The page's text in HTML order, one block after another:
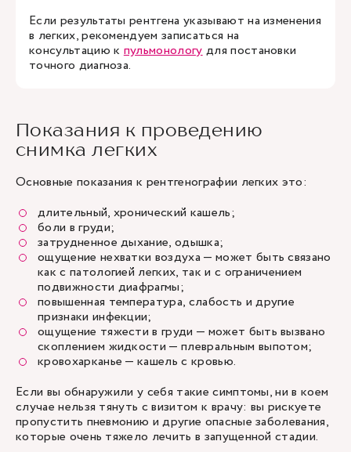
Если результаты рентгена указывают на изменения
в легких, рекомендуем записаться на
консультацию кпульмонологудля постановки
точного диагноза.
Показания к проведению
снимка легких
Основные показания к рентгенографии легких это:
длительный, хронический кашель;
боли в груди;
затрудненное дыхание, одышка;
ощущение нехватки воздуха — может быть связано
как с патологией легких, так и с ограничением
подвижности диафрагмы;
повышенная температура, слабость и другие
признаки инфекции;
ощущение тяжести в груди — может быть вызвано
скоплением жидкости — плевральным выпотом;
кровохарканье — кашель с кровью.
Если вы обнаружили у себя такие симптомы, ни в коем
случае нельзя тянуть с визитом к врачу: вы рискуете
пропустить пневмонию и другие опасные заболевания,
которые очень тяжело лечить в запущенной стадии.